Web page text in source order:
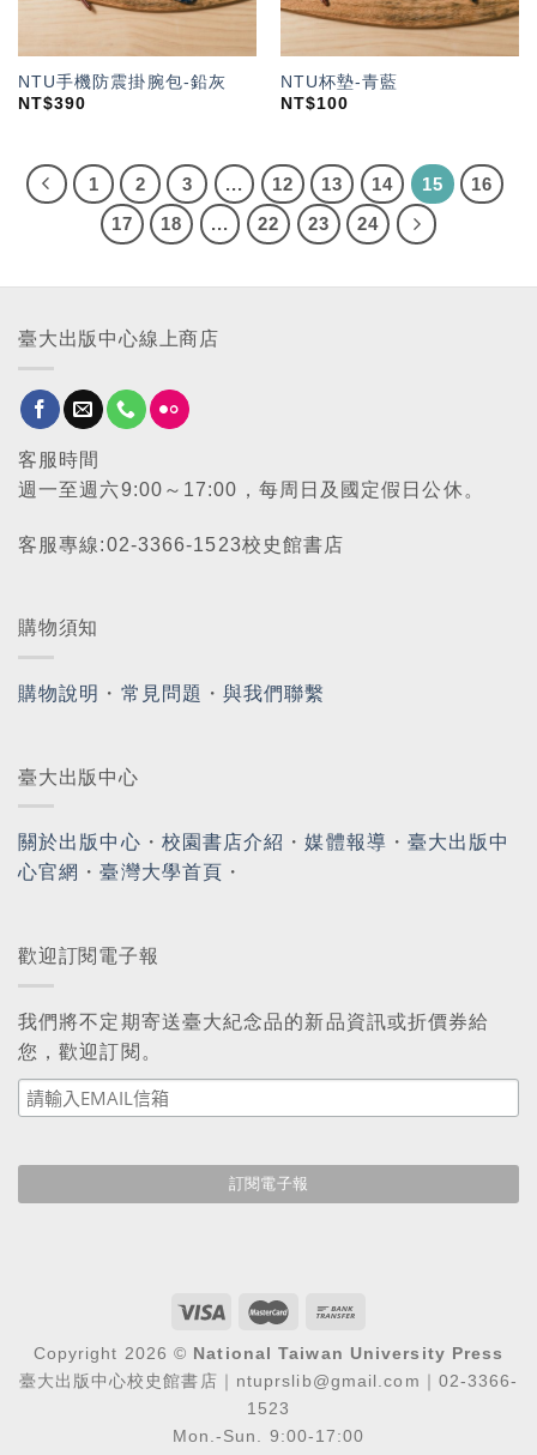
NTU手機防震掛腕包-鉛灰
NT$390
NTU杯墊-青藍
NT$100
1 2 3 ... 12 13 14 15
16
17
18 ... 22 23 24
臺大出版中心線上商店
客服時間
週一至週六9:00～17:00，每周日及國定假日公休。
客服專線:02-3366-1523校史館書店
購物須知
購物說明 ・ 常見問題 ・與我們聯繫
臺大出版中心
關於出版中心 ・ 校園書店介紹 ・媒體報導 ・ 臺大出版中
心官網 ・臺灣大學首頁 ・
歡迎訂閱電子報
我們將不定期寄送臺大紀念品的新品資訊或折價券給
您，歡迎訂閱。
Copyright 2026 © National Taiwan University Press
臺大出版中心校史館書店｜ntuprslib@gmail.com｜02-3366-
1523
Mon.-Sun. 9:00-17:00